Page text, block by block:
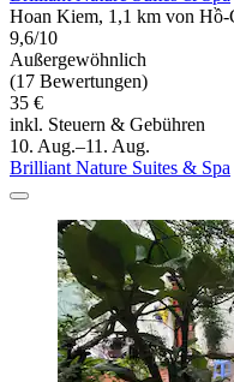
Hoan Kiem, 1,1 km von
9,6/10
Außergewöhnlich
(17 Bewertungen)
35 €
inkl. Steuern & Gebühren
10. Aug.–11. Aug.
Brilliant Nature Suites & Spa